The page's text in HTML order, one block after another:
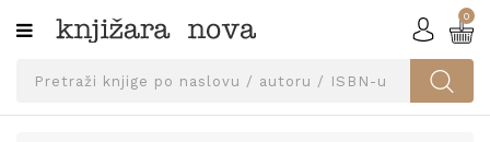
Kategorije
SVEUČILIŠNA
0